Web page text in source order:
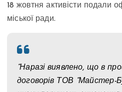
18 жовтня активісти подали
міської ради.
“Наразі виявлено, що в
договорів ТОВ “Майстер-